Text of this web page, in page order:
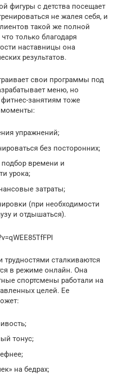
фигуры с детства посещает
не жалея себя, и
такой же полной
только благодаря
наставницы она
результатов.
свои программы под
меню, но
занятиям тоже
упражнений;
без посторонних;
времени и
урока;
затраты;
(при необходимости
и отдышаться).
трудностями сталкиваются
в режиме онлайн. Она
спортсмены работали на
целей. Ее
тонус;
на бедрах;